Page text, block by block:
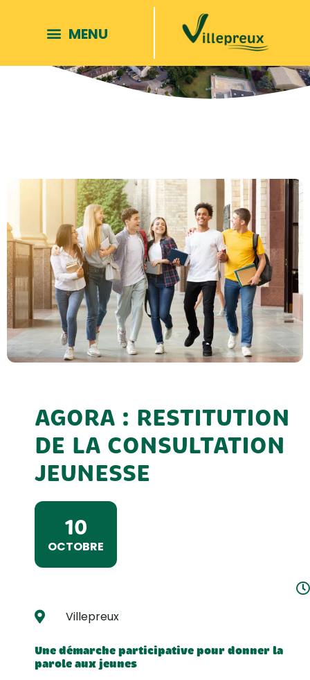
AGORA : RESTITUTION
DE LA CONSULTATION
JEUNESSE
OCTOBRE
10
Villepreux
Une démarche participative pour donner la
parole aux jeunes